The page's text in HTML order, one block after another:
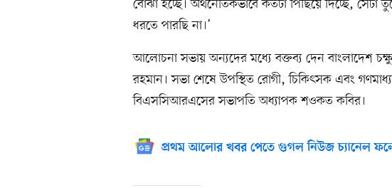
বোঝা হচ্ছে। অর্থনৈতিকভাবে কতটা পিছিয়ে দিচ্ছে,
ধরতে পারছি না।’
আলোচনা সভায় অন্যদের মধ্যে বক্তব্য দেন বাংলাদেশ
রহমান। সভা শেষে উপস্থিত রোগী, চিকিৎসক এবং
বিএসসিআরএসের সভাপতি অধ্যাপক শওকত কবির।
প্রথম আলোর খবর পেতে গুগল নিউজ চ্যানেল